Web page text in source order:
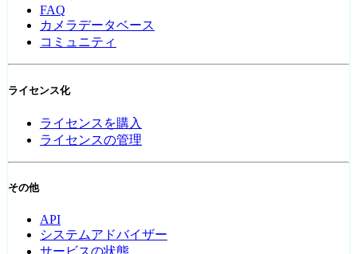
FAQ
カメラデータベース
コミュニティ
ライセンス化
ライセンスを購入
ライセンスの管理
その他
API
システムアドバイザー
サービスの状態